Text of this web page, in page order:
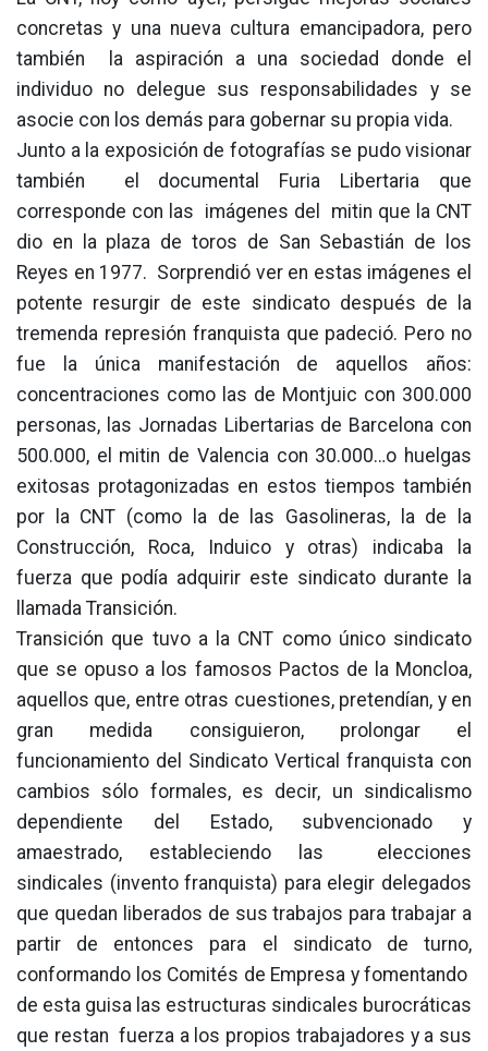
concretas y una nueva cultura emancipadora, pero
también la aspiración a una sociedad donde el
individuo no delegue sus responsabilidades y se
asocie con los demás para gobernar su propia vida.
Junto a la exposición de fotografías se pudo visionar
también el documental Furia Libertaria que
corresponde con las imágenes del mitin que la CNT
dio en la plaza de toros de San Sebastián de los
Reyes en 1977. Sorprendió ver en estas imágenes el
potente resurgir de este sindicato después de la
tremenda represión franquista que padeció. Pero no
fue la única manifestación de aquellos años:
concentraciones como las de Montjuic con 300.000
personas, las Jornadas Libertarias de Barcelona con
500.000, el mitin de Valencia con 30.000…o huelgas
exitosas protagonizadas en estos tiempos también
por la CNT (como la de las Gasolineras, la de la
Construcción, Roca, Induico y otras) indicaba la
fuerza que podía adquirir este sindicato durante la
llamada Transición.
Transición que tuvo a la CNT como único sindicato
que se opuso a los famosos Pactos de la Moncloa,
aquellos que, entre otras cuestiones, pretendían, y en
gran medida consiguieron, prolongar el
funcionamiento del Sindicato Vertical franquista con
cambios sólo formales, es decir, un sindicalismo
dependiente del Estado, subvencionado y
amaestrado, estableciendo las elecciones
sindicales (invento franquista) para elegir delegados
que quedan liberados de sus trabajos para trabajar a
partir de entonces para el sindicato de turno,
conformando los Comités de Empresa y fomentando
de esta guisa las estructuras sindicales burocráticas
que restan fuerza a los propios trabajadores y a sus